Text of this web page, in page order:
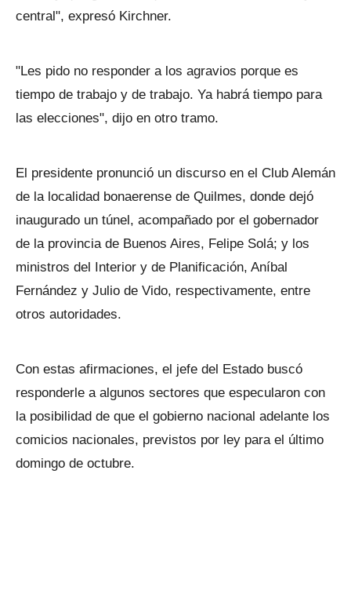
central", expresó Kirchner.
"Les pido no responder a los agravios porque es
tiempo de trabajo y de trabajo. Ya habrá tiempo para
las elecciones", dijo en otro tramo.
El presidente pronunció un discurso en el Club Alemán
de la localidad bonaerense de Quilmes, donde dejó
inaugurado un túnel, acompañado por el gobernador
de la provincia de Buenos Aires, Felipe Solá; y los
ministros del Interior y de Planificación, Aníbal
Fernández y Julio de Vido, respectivamente, entre
otros autoridades.
Con estas afirmaciones, el jefe del Estado buscó
responderle a algunos sectores que especularon con
la posibilidad de que el gobierno nacional adelante los
comicios nacionales, previstos por ley para el último
domingo de octubre.